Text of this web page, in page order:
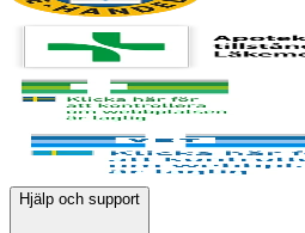
Hjälp och support